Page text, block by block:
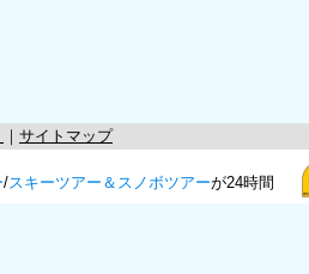
｜ サイトマップ
/スキーツアー＆スノボツアーが24時間